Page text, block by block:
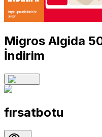
Migros Algida
İndirim
fırsatbotu